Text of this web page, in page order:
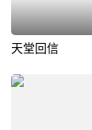
天堂回信